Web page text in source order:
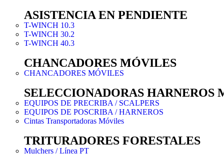
ASISTENCIA EN PENDIENTE
T-WINCH 10.3
T-WINCH 30.2
T-WINCH 40.3
CHANCADORES MÓVILES
CHANCADORES MÓVILES
SELECCIONADORAS HARNEROS
EQUIPOS DE PRECRIBA / SCALPERS
EQUIPOS DE POSCRIBA / HARNEROS
Cintas Transportadoras Móviles
TRITURADORES FORESTALES
Mulchers / Línea PT